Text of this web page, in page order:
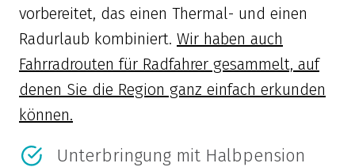
vorbereitet, das einen Thermal- und einen
Radurlaub kombiniert. Wir haben auch
Fahrradrouten für Radfahrer gesammelt, auf
denen Sie die Region ganz einfach erkunden
können.
Unterbringung mit Halbpension